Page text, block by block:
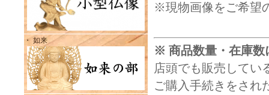
・ 如来
※現物画像をご希望
※ 商品数量・在庫
店頭でも販売してい
ご購入手続きをされ